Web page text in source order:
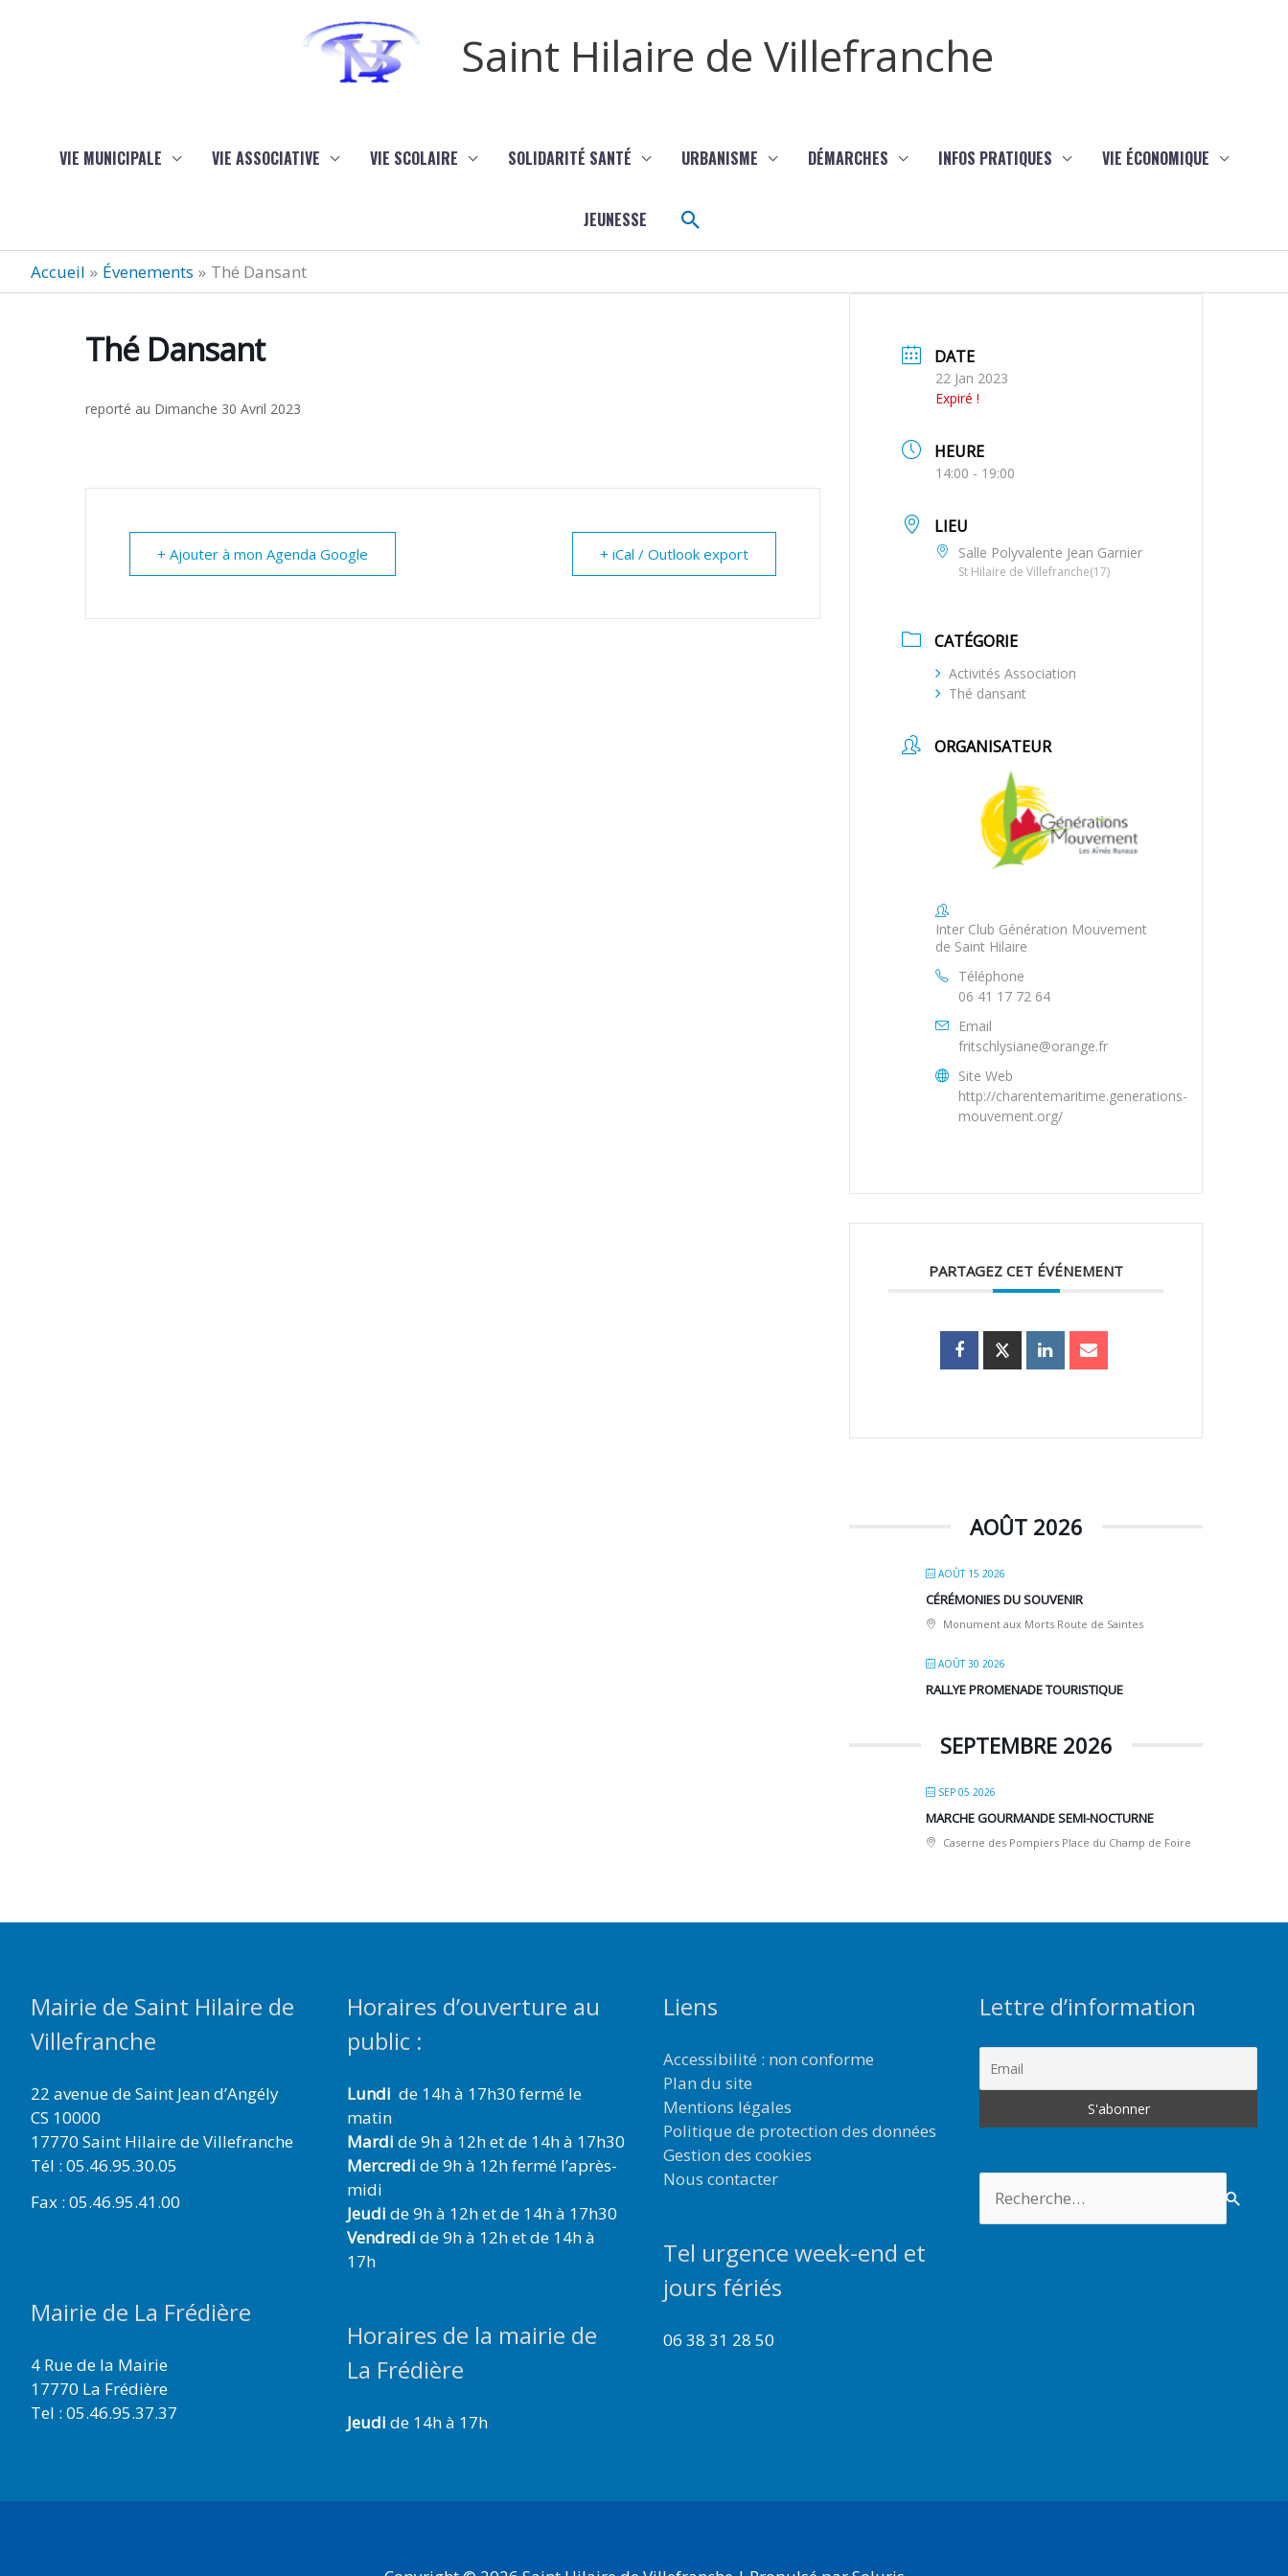
Saint Hilaire de Villefranche
VIE MUNICIPALE VIE ASSOCIATIVE VIE SCOLAIRE SOLIDARITÉ SANTÉ URBANISME DÉMARCHES INFOS PRATIQUES VIE ÉCONOMIQUE
JEUNESSE Rechercher
Accueil Évenements Thé Dansant
Thé Dansant
reporté au Dimanche 30 Avril 2023
+ Ajouter à mon Agenda Google + iCal / Outlook export
DATE
22 Jan 2023
Expiré !
HEURE
14:00 - 19:00
LIEU
Salle Polyvalente Jean Garnier
St Hilaire de Villefranche(17)
CATÉGORIE
Activités Association
Thé dansant
ORGANISATEUR
Inter Club Génération Mouvement
de Saint Hilaire
Téléphone
06 41 17 72 64
Email
fritschlysiane@orange.fr
Site Web
http://charentemaritime.generations-
mouvement.org/
PARTAGEZ CET ÉVÉNEMENT
AOÛT 2026
AOÛT 15 2026
CÉRÉMONIES DU SOUVENIR
Monument aux Morts Route de Saintes
AOÛT 30 2026
RALLYE PROMENADE TOURISTIQUE
SEPTEMBRE 2026
SEP 05 2026
MARCHE GOURMANDE SEMI-NOCTURNE
Caserne des Pompiers Place du Champ de Foire
Mairie de Saint Hilaire de
Villefranche
22 avenue de Saint Jean d’Angély
CS 10000
17770 Saint Hilaire de Villefranche
Tél : 05.46.95.30.05
Fax : 05.46.95.41.00
Mairie de La Frédière
4 Rue de la Mairie
17770 La Frédière
Tel : 05.46.95.37.37
Horaires d’ouverture au
public :
Lundi de 14h à 17h30 fermé le
matin
Mardi de 9h à 12h et de 14h à 17h30
Mercredi de 9h à 12h fermé l’après-
midi
Jeudi de 9h à 12h et de 14h à 17h30
Vendredi de 9h à 12h et de 14h à
17h
Horaires de la mairie de
La Frédière
Jeudi de 14h à 17h
Liens
Accessibilité : non conforme
Plan du site
Mentions légales
Politique de protection des données
Gestion des cookies
Nous contacter
Tel urgence week-end et
jours fériés
06 38 31 28 50
Lettre d’information